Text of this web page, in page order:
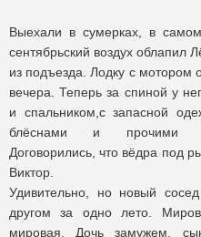
Выехали в сумерках, в
сентябрьский воздух облапил
из подъезда. Лодку с мотором
вечера. Теперь за спиной у
и спальником,c запасной
блёснами и прочими
Договорились, что вёдра под
Виктор.
Удивительно, но новый
другом за одно лето.
мировая. Дочь замужем,